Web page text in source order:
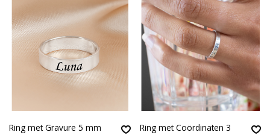
Ring met Gravure 5 mm
Ring met Coördinaten 3